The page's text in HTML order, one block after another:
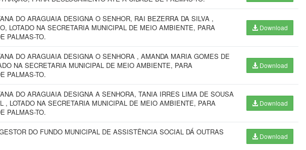
DO ARAGUAIA DESIGNA O SENHOR, RAI BEZERRA DA SILVA ,
LOTADO NA SECRETARIA MUNICIPAL DE MEIO AMBIENTE, PARA
PALMAS-TO.
Download
DO ARAGUAIA DESIGNA O SENHORA , AMANDA MARIA GOMES DE
NA SECRETARIA MUNICIPAL DE MEIO AMBIENTE, PARA
PALMAS-TO.
Download
DO ARAGUAIA DESIGNA A SENHORA, TANIA IRRES LIMA DE SOUSA
, LOTADO NA SECRETARIA MUNICIPAL DE MEIO AMBIENTE, PARA
PALMAS-TO.
Download
DO FUNDO MUNICIPAL DE ASSISTÊNCIA SOCIAL DÁ OUTRAS
Download